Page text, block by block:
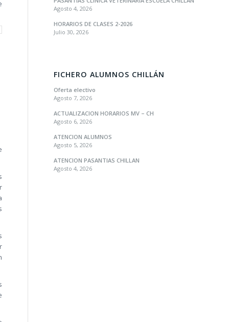
Agosto 4, 2026
HORARIOS DE CLASES 2-2026
Julio 30, 2026
FICHERO ALUMNOS CHILLÁN
Oferta electivo
Agosto 7, 2026
ACTUALIZACION HORARIOS MV – CH
Agosto 6, 2026
ATENCION ALUMNOS
Agosto 5, 2026
ATENCION PASANTIAS CHILLAN
Agosto 4, 2026